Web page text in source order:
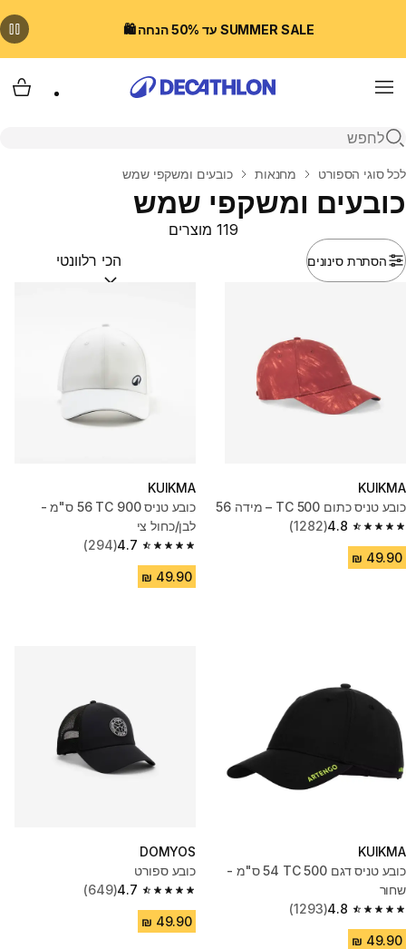
SUMMER SALE עד 50% הנחה 🛍️
Menu
פתיחת חיפוש
בית
לכל סוגי הספורט מחנאות כובעים ומשקפי שמש
כובעים ומשקפי שמש
הסתרת סינונים
119 מוצרים
מיין לפי:(optional)
KUIKMA
כובע טניס כתום TC 500 – מידה 56
4.8
4.8 out of 5 stars from 1282 reviews
(1282)
KUIKMA
כובע טניס TC 900 ‏56 ס"מ -
לבן/כחול צי
4.7
4.7 out of 5 stars from 294 reviews
(294)
KUIKMA
כובע טניס דגם TC 500 ‏54 ס"מ -
שחור
4.8
4.8 out of 5 stars from 1293 reviews
(1293)
DOMYOS
כובע ספורט
4.7
4.7 out of 5 stars from 649 reviews
(649)